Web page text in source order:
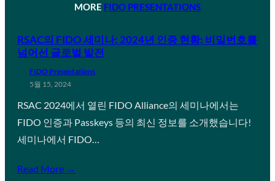
MORE FIDO PRESENTATIONS
RSAC의 FIDO 세미나: 2024년 인증 현황: 비밀번호를
넘어선 글로벌 발전
FIDO Presentations
5월 15, 2024
RSAC 2024에서 열린 FIDO Alliance의 세미나에서는
FIDO 인증과 Passkeys 등의 최신 정보를 소개했습니다!
세미나에서 FIDO…
Read More →